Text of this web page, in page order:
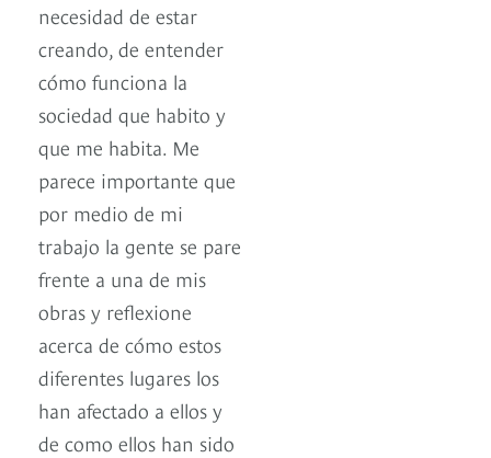
necesidad de estar
creando, de entender
cómo funciona la
sociedad que habito y
que me habita. Me
parece importante que
por medio de mi
trabajo la gente se pare
frente a una de mis
obras y reflexione
acerca de cómo estos
diferentes lugares los
han afectado a ellos y
de como ellos han sido